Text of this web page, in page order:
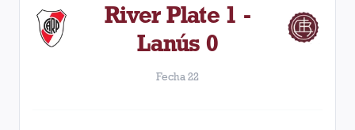
River Plate 1 -
Lanús 0
Fecha 22